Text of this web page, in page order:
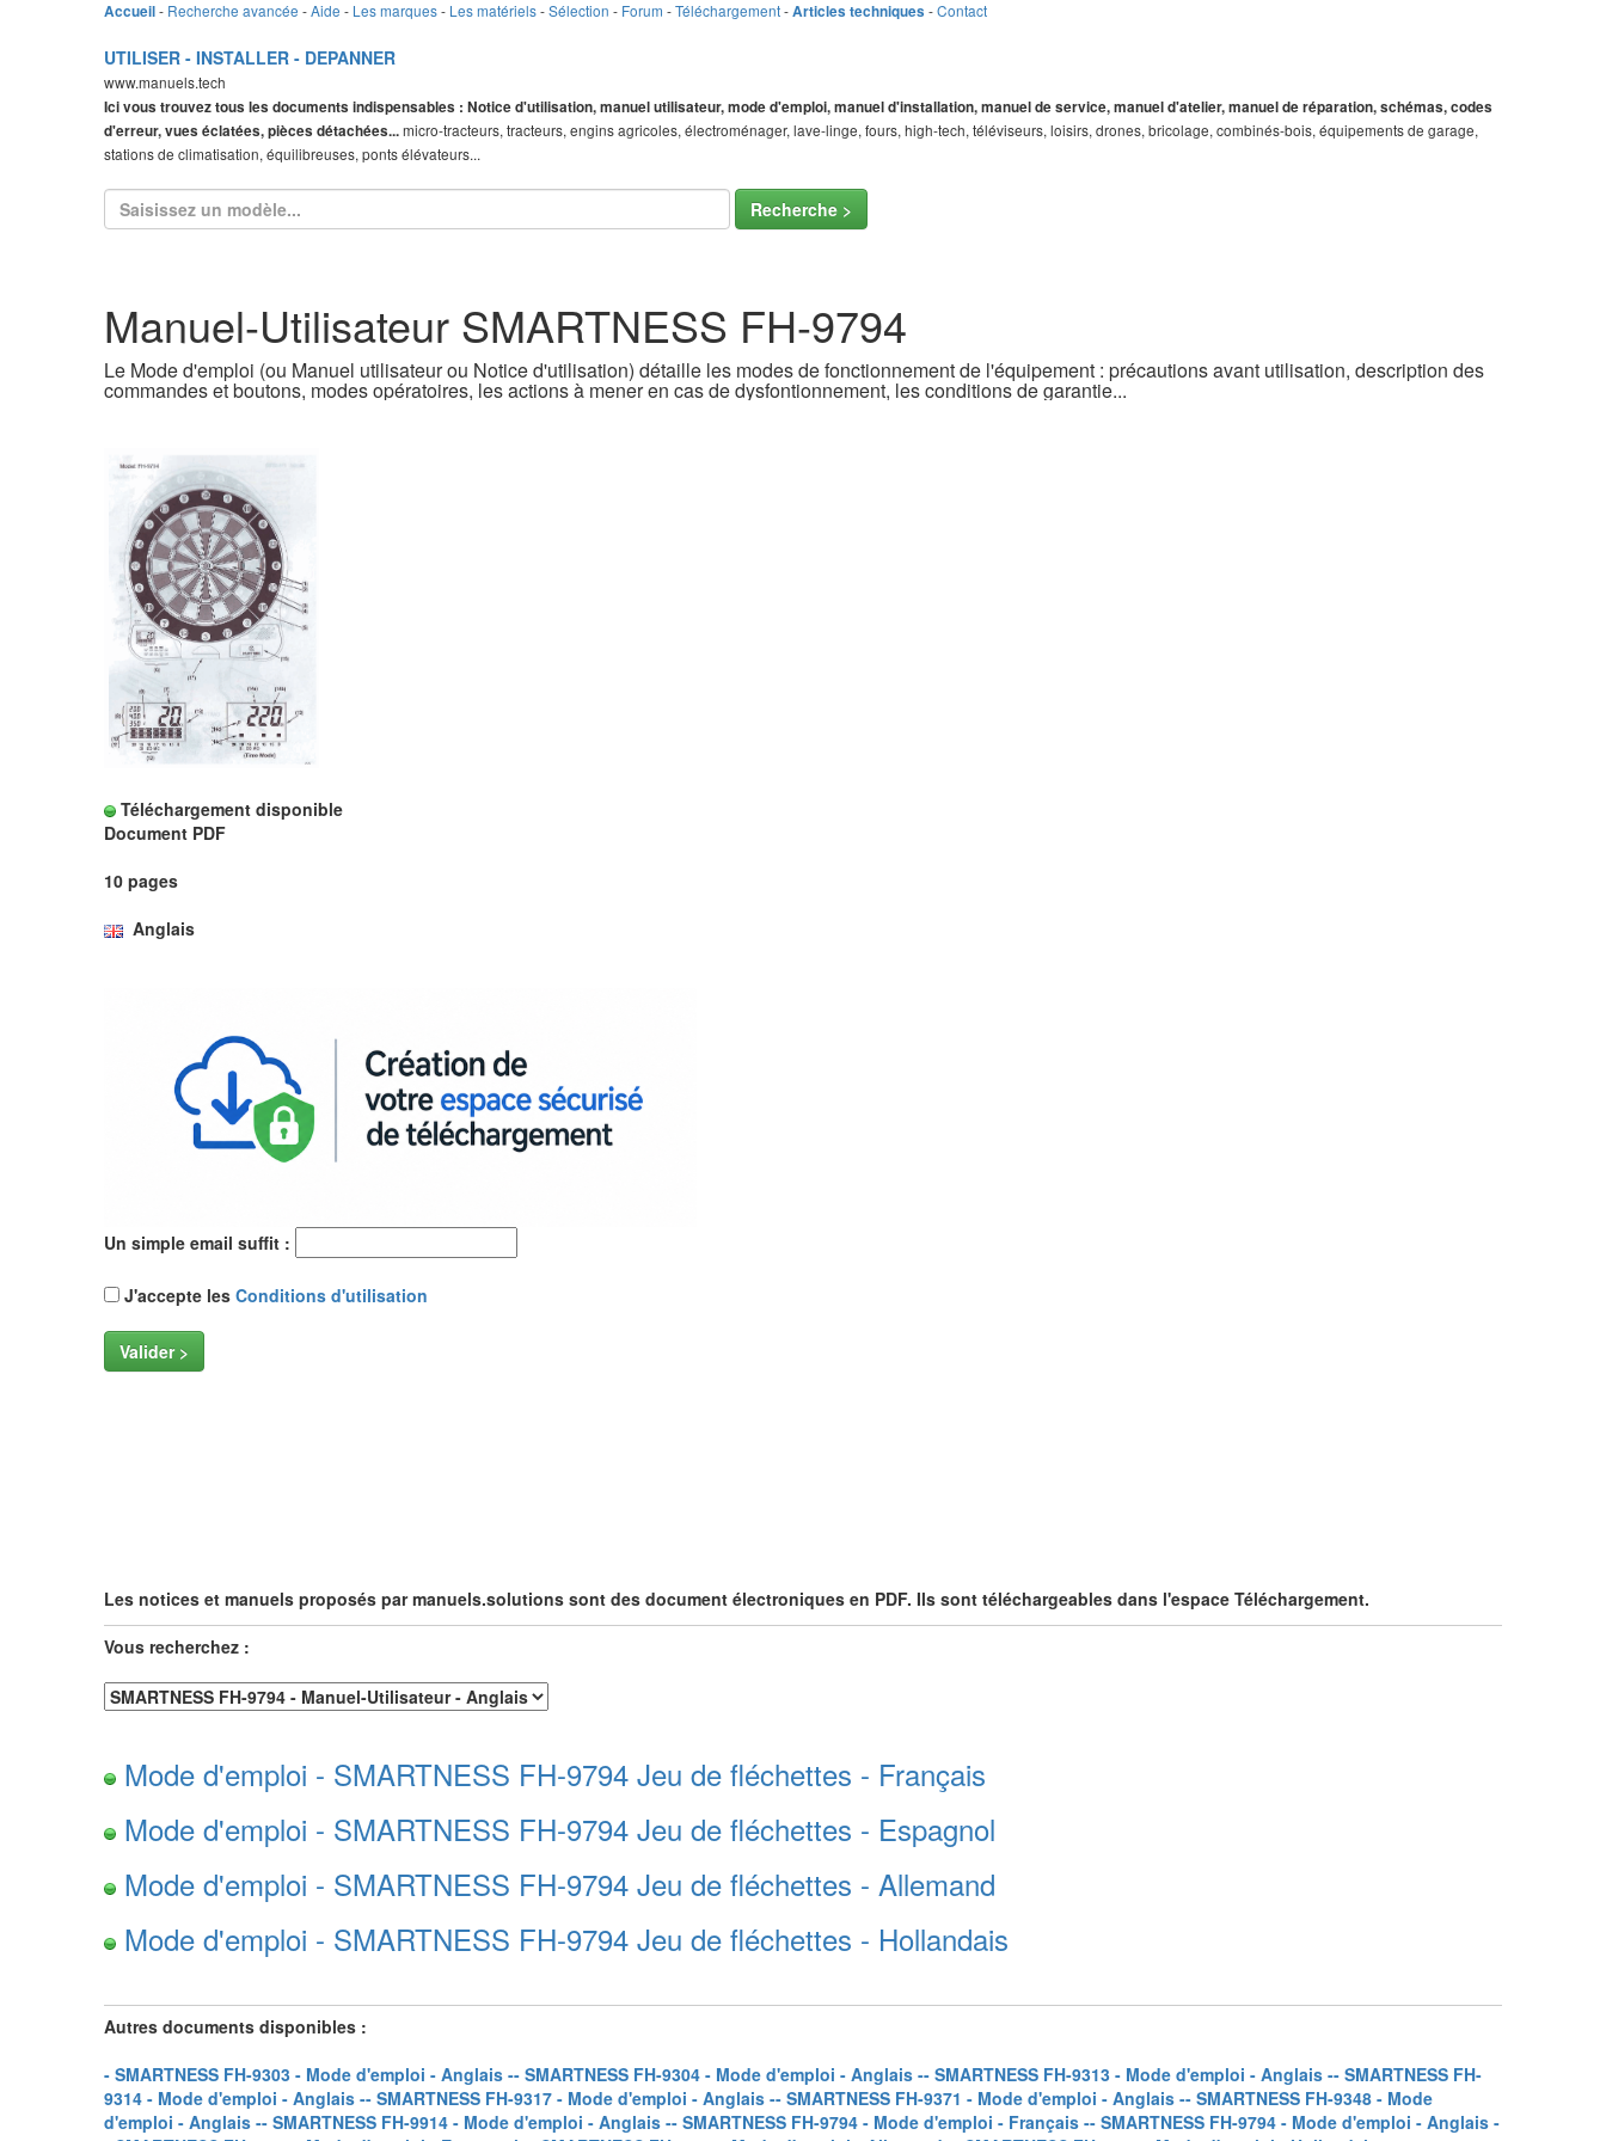
Accueil- Recherche avancée -Aide - Les marques- Les matériels-Sélection - Forum -Téléchargement-Articles techniques -Contact
UTILISER - INSTALLER - DEPANNER
www.manuels.tech
Ici vous trouvez tous les documents indispensables : Notice d'utilisation, manuel utilisateur, mode d'emploi, manuel d'installation, manuel de service, manuel d'atelier, manuel de réparation, schémas, codes
d'erreur, vues éclatées, pièces détachées...micro-tracteurs, tracteurs, engins agricoles, électroménager, lave-linge, fours, high-tech, téléviseurs, loisirs, drones, bricolage, combinés-bois, équipements de garage,
stations de climatisation, équilibreuses, ponts élévateurs...
Recherche >
Manuel-Utilisateur SMARTNESS FH-9794
Le Mode d'emploi (ou Manuel utilisateur ou Notice d'utilisation) détaille les modes de fonctionnement de l'équipement : précautions avant utilisation, description des
commandes et boutons, modes opératoires, les actions à mener en cas de dysfontionnement, les conditions de garantie...
Téléchargement disponible
Document PDF
10 pages
Anglais
Un simple email suffit :
J'accepte les Conditions d'utilisation
Valider >
Les notices et manuels proposés par manuels.solutions sont des document électroniques en PDF. Ils sont téléchargeables dans l'espace Téléchargement.
Vous recherchez :
Mode d'emploi - SMARTNESS FH-9794 Jeu de fléchettes - Français
Mode d'emploi - SMARTNESS FH-9794 Jeu de fléchettes - Espagnol
Mode d'emploi - SMARTNESS FH-9794 Jeu de fléchettes - Allemand
Mode d'emploi - SMARTNESS FH-9794 Jeu de fléchettes - Hollandais
Autres documents disponibles :
- SMARTNESS FH-9303 - Mode d'emploi - Anglais -- SMARTNESS FH-9304 - Mode d'emploi - Anglais -- SMARTNESS FH-9313 - Mode d'emploi - Anglais -- SMARTNESS FH-
9314 - Mode d'emploi - Anglais -- SMARTNESS FH-9317 - Mode d'emploi - Anglais -- SMARTNESS FH-9371 - Mode d'emploi - Anglais -- SMARTNESS FH-9348 - Mode
d'emploi - Anglais -- SMARTNESS FH-9914 - Mode d'emploi - Anglais -- SMARTNESS FH-9794 - Mode d'emploi - Français -- SMARTNESS FH-9794 - Mode d'emploi - Anglais -